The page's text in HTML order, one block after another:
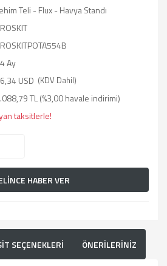
Teli - Flux - Havya Standı
Ay
USD (KDV Dahil)
TL (%3,00 havale indirimi)
taksitlerle!
HABER VER
SEÇENEKLERİ ÖNERİLERİNİZ